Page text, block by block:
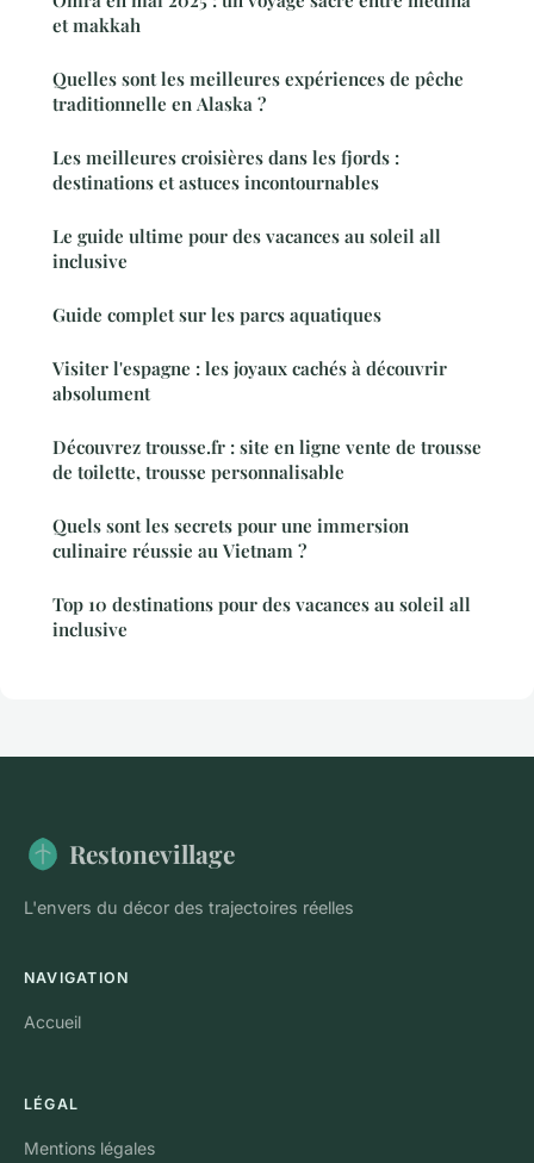
et makkah
Quelles sont les meilleures expériences de pêche
traditionnelle en Alaska ?
Les meilleures croisières dans les fjords :
destinations et astuces incontournables
Le guide ultime pour des vacances au soleil all
inclusive
Guide complet sur les parcs aquatiques
Visiter l'espagne : les joyaux cachés à découvrir
absolument
Découvrez trousse.fr : site en ligne vente de trousse
de toilette, trousse personnalisable
Quels sont les secrets pour une immersion
culinaire réussie au Vietnam ?
Top 10 destinations pour des vacances au soleil all
inclusive
Restonevillage
L'envers du décor des trajectoires réelles
NAVIGATION
Accueil
LÉGAL
Mentions légales